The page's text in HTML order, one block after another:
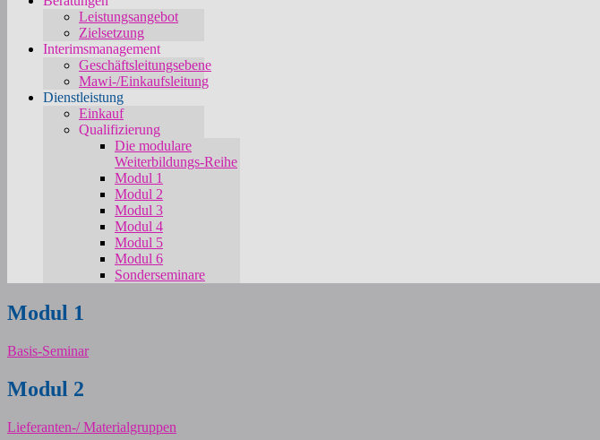
Leistungsangebot
Zielsetzung
Interimsmanagement
Geschäftsleitungsebene
Mawi-/Einkaufsleitung
Dienstleistung
Einkauf
Qualifizierung
Die modulare
Weiterbildungs-Reihe
Modul 1
Modul 2
Modul 3
Modul 4
Modul 5
Modul 6
Sonderseminare
Modul 1
Basis-Seminar
Modul 2
Lieferanten-/ Materialgruppen